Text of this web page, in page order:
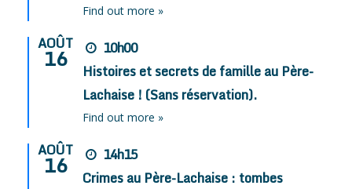
Find out more »
AOÛT
16
10h00
Histoires et secrets de famille au Père-
Lachaise ! (Sans réservation).
Find out more »
AOÛT
16
14h15
Crimes au Père-Lachaise : tombes